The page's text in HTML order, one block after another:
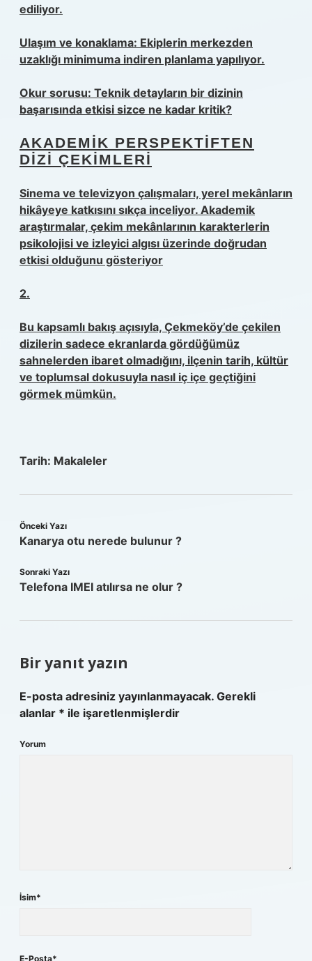
ediliyor.
Ulaşım ve konaklama: Ekiplerin merkezden
uzaklığı minimuma indiren planlama yapılıyor.
Okur sorusu: Teknik detayların bir dizinin
başarısında etkisi sizce ne kadar kritik?
AKADEMIK PERSPEKTIFTEN
DIZI ÇEKIMLERI
Sinema ve televizyon çalışmaları, yerel mekânların
hikâyeye katkısını sıkça inceliyor. Akademik
araştırmalar, çekim mekânlarının karakterlerin
psikolojisi ve izleyici algısı üzerinde doğrudan
etkisi olduğunu gösteriyor
2.
Bu kapsamlı bakış açısıyla, Çekmeköy’de çekilen
dizilerin sadece ekranlarda gördüğümüz
sahnelerden ibaret olmadığını, ilçenin tarih, kültür
ve toplumsal dokusuyla nasıl iç içe geçtiğini
görmek mümkün.
Tarih: Makaleler
Önceki Yazı
Kanarya otu nerede bulunur ?
Sonraki Yazı
Telefona IMEI atılırsa ne olur ?
Bir yanıt yazın
E-posta adresiniz yayınlanmayacak. Gerekli
alanlar * ile işaretlenmişlerdir
Yorum
İsim*
E-Posta*